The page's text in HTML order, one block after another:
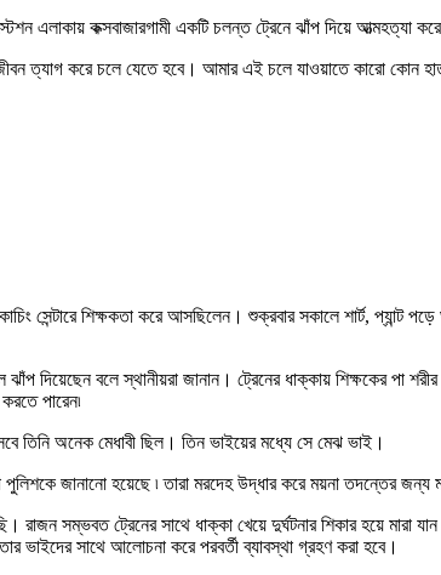
এলাকায় কক্সবাজারগামী একটি চলন্ত ট্রেনে ঝাঁপ দিয়ে আত্মহত্যা
ত্যাগ করে চলে যেতে হবে। আমার এই চলে যাওয়াতে কারো কোন
সেন্টারে শিক্ষকতা করে আসছিলেন। শুক্রবার সকালে শার্ট, প্যান্ট
দিয়েছেন বলে স্থানীয়রা জানান। ট্রেনের ধাক্কায় শিক্ষকের পা
পারেন৷
তিনি অনেক মেধাবী ছিল। তিন ভাইয়ের মধ্যে সে মেঝ ভাই।
জানানো হয়েছে ৷ তারা মরদেহ উদ্ধার করে ময়না তদন্তের জন্য
সম্ভবত ট্রেনের সাথে ধাক্কা খেয়ে দুর্ঘটনার শিকার হয়ে মারা
ভাইদের সাথে আলোচনা করে পরবর্তী ব্যাবস্থা গ্রহণ করা হবে।